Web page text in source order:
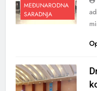
MEĐUNARODNA
SARADNJA